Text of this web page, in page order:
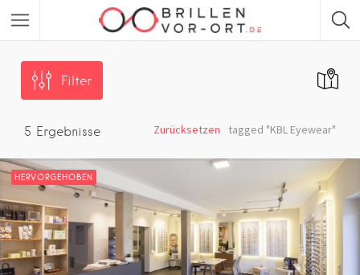
Filter
5 Ergebnisse tagged "KBL Eyewear"
Zurücksetzen
HERVORGEHOBEN